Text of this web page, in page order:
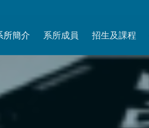
所簡介 系所成員 招生及課程